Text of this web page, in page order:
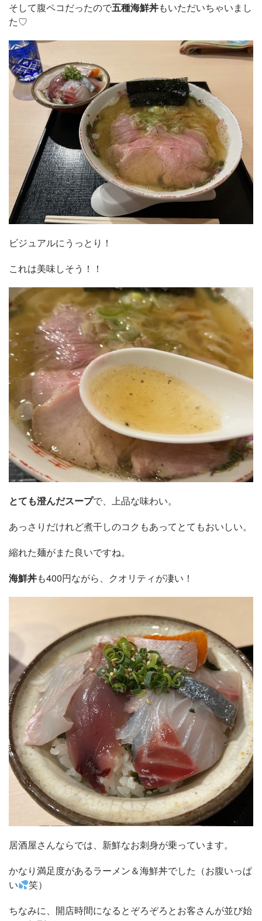
そして腹ペコだったので五種海鮮丼もいただいちゃいまし
た♡
ビジュアルにうっとり！
これは美味しそう！！
とても澄んだスープで、上品な味わい。
あっさりだけれど煮干しのコクもあってとてもおいしい。
縮れた麺がまた良いですね。
海鮮丼も400円ながら、クオリティが凄い！
居酒屋さんならでは、新鮮なお刺身が乗っています。
かなり満足度があるラーメン＆海鮮丼でした（お腹いっぱ
い
笑）
ちなみに、開店時間になるとぞろぞろとお客さんが並び始